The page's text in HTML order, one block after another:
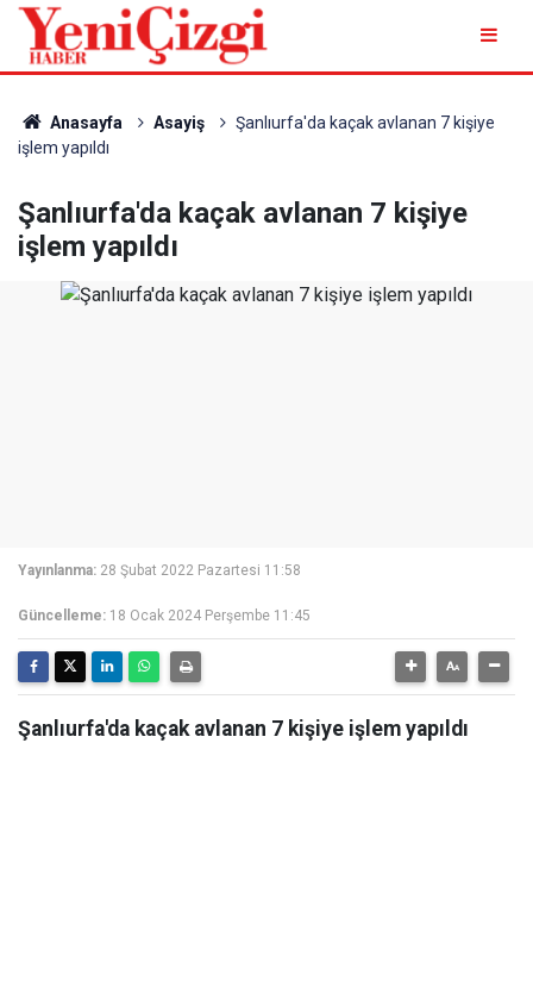
Anasayfa Asayiş
Şanlıurfa'da kaçak avlanan 7 kişiye
işlem yapıldı
Şanlıurfa'da kaçak avlanan 7 kişiye
işlem yapıldı
Yayınlanma: 28 Şubat 2022 Pazartesi 11:58
Güncelleme: 18 Ocak 2024 Perşembe 11:45
Şanlıurfa'da kaçak avlanan 7 kişiye işlem yapıldı